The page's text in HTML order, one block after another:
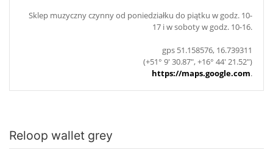
Sklep muzyczny czynny od poniedziałku do piątku w godz. 10-
17 i w soboty w godz. 10-16.
gps 51.158576, 16.739311
(+51° 9' 30.87", +16° 44' 21.52")
https://maps.google.com.
Reloop wallet grey